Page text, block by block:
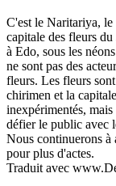
C'est le Naritariya,
capitale des fleurs
à Edo, sous les
ne sont pas des
fleurs. Les fleurs
chirimen et la
inexpérimentés,
défier le public avec
Nous continuerons
pour plus d'actes.
Traduit avec